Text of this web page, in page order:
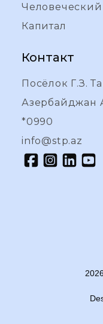
Человеческий
Капитал
Контакт
Посёлок Г.З.
Азербайджан
*0990
info@stp.az